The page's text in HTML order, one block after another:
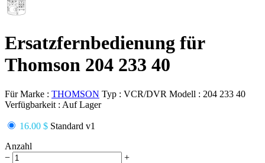
Ersatzfernbedienung für
Thomson 204 233 40
Für Marke : THOMSON Typ : VCR/DVR Modell : 204 233 40
Verfügbarkeit : Auf Lager
16.00 $ Standard v1
Anzahl
−
+